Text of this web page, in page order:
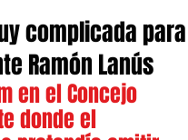
complicada para
Ramón Lanús
en el Concejo
donde el